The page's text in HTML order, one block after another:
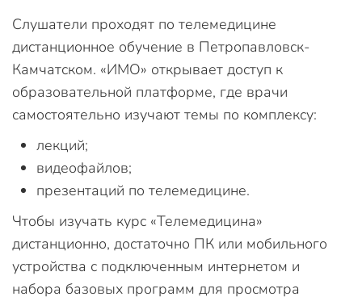
Слушатели проходят по телемедицине
дистанционное обучение в Петропавловск-
Камчатском. «ИМО» открывает доступ к
образовательной платформе, где врачи
самостоятельно изучают темы по комплексу:
лекций;
видеофайлов;
презентаций по телемедицине.
Чтобы изучать курс «Телемедицина»
дистанционно, достаточно ПК или мобильного
устройства с подключенным интернетом и
набора базовых программ для просмотра